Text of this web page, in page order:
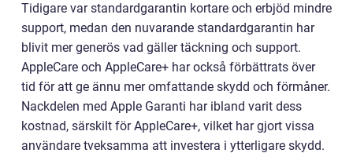
Tidigare var standardgarantin kortare och erbjöd mindre
support, medan den nuvarande standardgarantin har
blivit mer generös vad gäller täckning och support.
AppleCare och AppleCare+ har också förbättrats över
tid för att ge ännu mer omfattande skydd och förmåner.
Nackdelen med Apple Garanti har ibland varit dess
kostnad, särskilt för AppleCare+, vilket har gjort vissa
användare tveksamma att investera i ytterligare skydd.